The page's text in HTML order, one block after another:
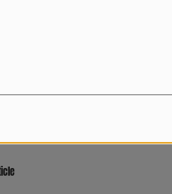
tels que "Ferme ta gueule sale
de GrandFonds